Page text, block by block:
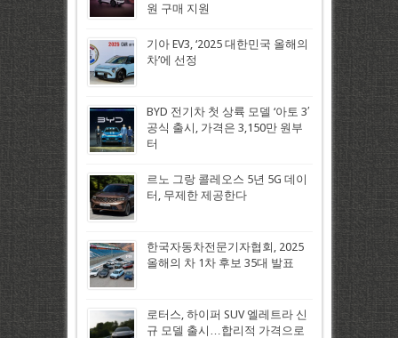
원 구매 지원
기아 EV3, ‘2025 대한민국 올해의
차’에 선정
BYD 전기차 첫 상륙 모델 ‘아토 3′
공식 출시, 가격은 3,150만 원부
터
르노 그랑 콜레오스 5년 5G 데이
터, 무제한 제공한다
한국자동차전문기자협회, 2025
올해의 차 1차 후보 35대 발표
로터스, 하이퍼 SUV 엘레트라 신
규 모델 출시…합리적 가격으로